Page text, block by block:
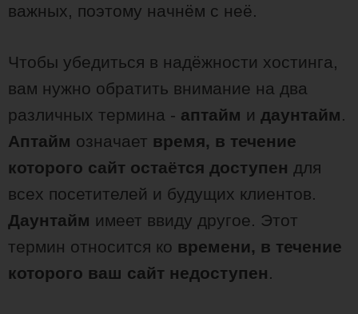
важных, поэтому начнём с неё.
Чтобы убедиться в надёжности хостинга,
вам нужно обратить внимание на два
различных термина - аптайм и даунтайм.
Аптайм означает время, в течение
которого сайт остаётся доступен для
всех посетителей и будущих клиентов.
Даунтайм имеет ввиду другое. Этот
термин относится ко времени, в течение
которого ваш сайт недоступен.